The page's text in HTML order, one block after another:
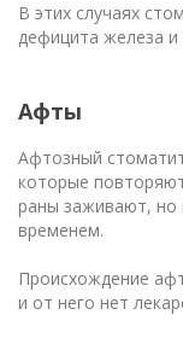
В этих случаях
дефицита железа
Афты
Афтозный
которые
раны заживают, но
временем.
Происхождение
и от него нет